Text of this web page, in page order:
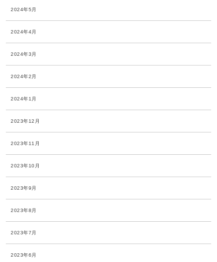
2024年5月
2024年4月
2024年3月
2024年2月
2024年1月
2023年12月
2023年11月
2023年10月
2023年9月
2023年8月
2023年7月
2023年6月